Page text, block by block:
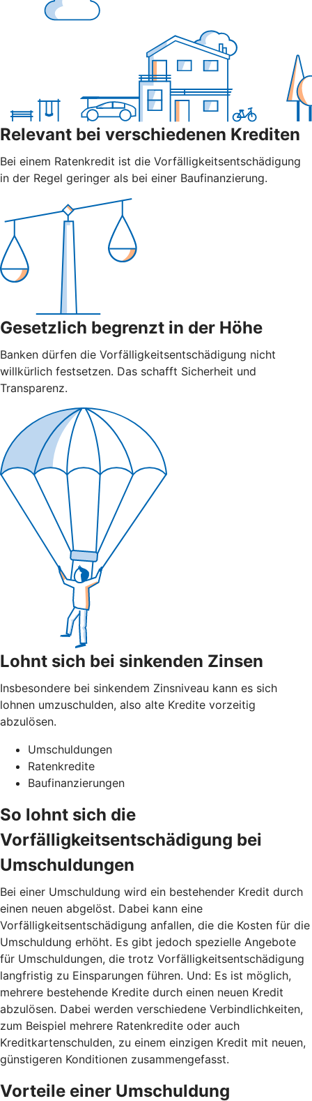
Relevant bei verschiedenen Krediten
Bei einem Ratenkredit ist die Vorfälligkeitsentschädigung
in der Regel geringer als bei einer Baufinanzierung.
Gesetzlich begrenzt in der Höhe
Banken dürfen die Vorfälligkeitsentschädigung nicht
willkürlich festsetzen. Das schafft Sicherheit und
Transparenz.
Lohnt sich bei sinkenden Zinsen
Insbesondere bei sinkendem Zinsniveau kann es sich
lohnen umzuschulden, also alte Kredite vorzeitig
abzulösen.
Umschuldungen
Ratenkredite
Baufinanzierungen
So lohnt sich die
Vorfälligkeitsentschädigung bei
Umschuldungen
Bei einer Umschuldung wird ein bestehender Kredit durch
einen neuen abgelöst. Dabei kann eine
Vorfälligkeitsentschädigung anfallen, die die Kosten für die
Umschuldung erhöht. Es gibt jedoch spezielle Angebote
für Umschuldungen, die trotz Vorfälligkeitsentschädigung
langfristig zu Einsparungen führen. Und: Es ist möglich,
mehrere bestehende Kredite durch einen neuen Kredit
abzulösen. Dabei werden verschiedene Verbindlichkeiten,
zum Beispiel mehrere Ratenkredite oder auch
Kreditkartenschulden, zu einem einzigen Kredit mit neuen,
günstigeren Konditionen zusammengefasst.
Vorteile einer Umschuldung